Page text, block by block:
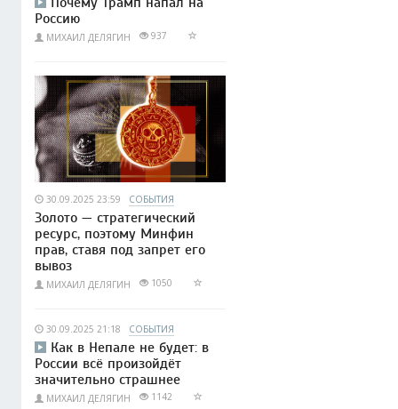
Россию
МИХАИЛ ДЕЛЯГИН 937
30.09.2025 23:59 СОБЫТИЯ
Золото — стратегический
ресурс, поэтому Минфин
прав, ставя под запрет его
вывоз
МИХАИЛ ДЕЛЯГИН 1050
30.09.2025 21:18 СОБЫТИЯ
Как в Непале не будет: в
России всё произойдёт
значительно страшнее
МИХАИЛ ДЕЛЯГИН 1142